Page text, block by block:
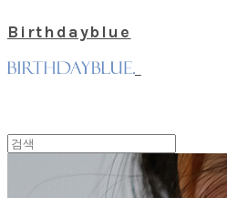
Birthdayblue